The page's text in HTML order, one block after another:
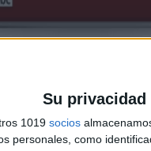
Su
1019 socios
personales, como